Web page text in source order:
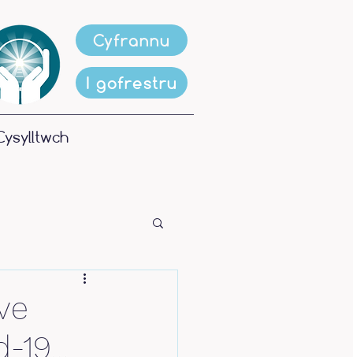
Cyfrannu
I gofrestru
19…